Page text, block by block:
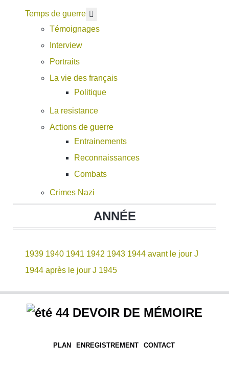
Temps de guerre
Témoignages
Interview
Portraits
La vie des français
Politique
La resistance
Actions de guerre
Entrainements
Reconnaissances
Combats
Crimes Nazi
ANNÉE
1939 1940 1941 1942 1943 1944 avant le jour J
1944 après le jour J 1945
DEVOIR DE MÉMOIRE
PLAN ENREGISTREMENT CONTACT